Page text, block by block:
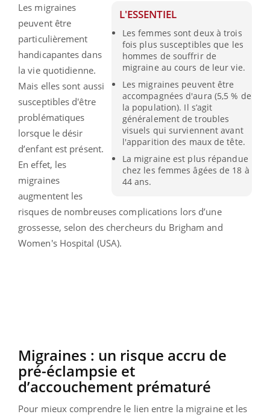
L'ESSENTIEL
Les femmes sont deux à trois
fois plus susceptibles que les
hommes de souffrir de
migraine au cours de leur vie.
Les migraines peuvent être
accompagnées d'aura (5,5 % de
la population). Il s’agit
généralement de troubles
visuels qui surviennent avant
l'apparition des maux de tête.
La migraine est plus répandue
chez les femmes âgées de 18 à
44 ans.
Les migraines
peuvent être
particulièrement
handicapantes dans
la vie quotidienne.
Mais elles sont aussi
susceptibles d'être
problématiques
lorsque le désir
d’enfant est présent.
En effet, les
migraines
augmentent les
risques de nombreuses complications lors d’une
grossesse, selon des chercheurs du Brigham and
Women's Hospital (USA).
Migraines : un risque accru de
pré-éclampsie et
d’accouchement prématuré
Pour mieux comprendre le lien entre la migraine et les